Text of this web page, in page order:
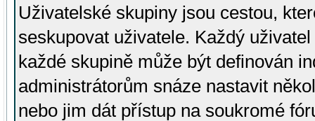
Uživatelské skupiny jsou cestou,
seskupovat uživatele. Každý
každé skupině může být definován
administrátorům snáze nastavit
nebo jim dát přístup na soukromé